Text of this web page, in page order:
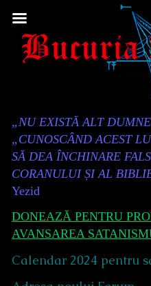
to
Content
Header
„NU EXISTĂ ALT
„CUNOSCÂND ACEST
SĂ DEA ÎNCHINARE
CORANULUI ȘI AL
Yezid
DONEAZĂ PENTRU
AVANSAREA
Calendar 2024 pentru